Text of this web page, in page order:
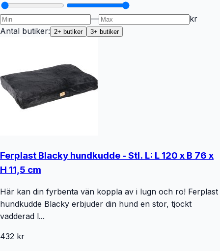
—
kr
Antal butiker: 2+ butiker 3+ butiker
Ferplast Blacky hundkudde - Stl. L: L 120 x B 76 x
H 11,5 cm
Här kan din fyrbenta vän koppla av i lugn och ro! Ferplast
hundkudde Blacky erbjuder din hund en stor, tjockt
vadderad l...
432 kr